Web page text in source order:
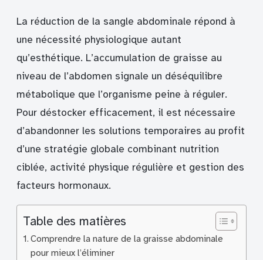
La réduction de la sangle abdominale répond à
une nécessité physiologique autant
qu’esthétique. L’accumulation de graisse au
niveau de l’abdomen signale un déséquilibre
métabolique que l’organisme peine à réguler.
Pour déstocker efficacement, il est nécessaire
d’abandonner les solutions temporaires au profit
d’une stratégie globale combinant nutrition
ciblée, activité physique régulière et gestion des
facteurs hormonaux.
Table des matières
Comprendre la nature de la graisse abdominale
pour mieux l’éliminer